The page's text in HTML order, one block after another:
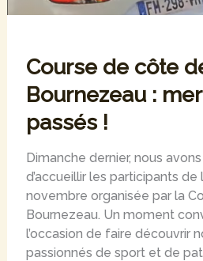
Course de côte
Bournezeau :
passés !
Dimanche dernier, nous
d’accueillir les participants de
novembre organisée par la
Bournezeau. Un moment
l’occasion de faire découvrir
passionnés de sport et de